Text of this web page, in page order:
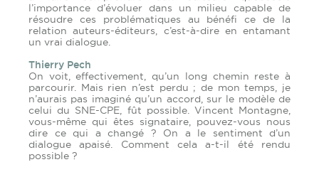
l’importance d’évoluer dans un milieu capable de
résoudre ces problématiques au bénéfi ce de la
relation auteurs-éditeurs, c’est-à-dire en entamant
un vrai dialogue.
Thierry Pech
On voit, effectivement, qu’un long chemin reste à
parcourir. Mais rien n’est perdu ; de mon temps, je
n’aurais pas imaginé qu’un accord, sur le modèle de
celui du SNE-CPE, fût possible. Vincent Montagne,
vous-même qui êtes signataire, pouvez-vous nous
dire ce qui a changé ? On a le sentiment d’un
dialogue apaisé. Comment cela a-t-il été rendu
possible ?